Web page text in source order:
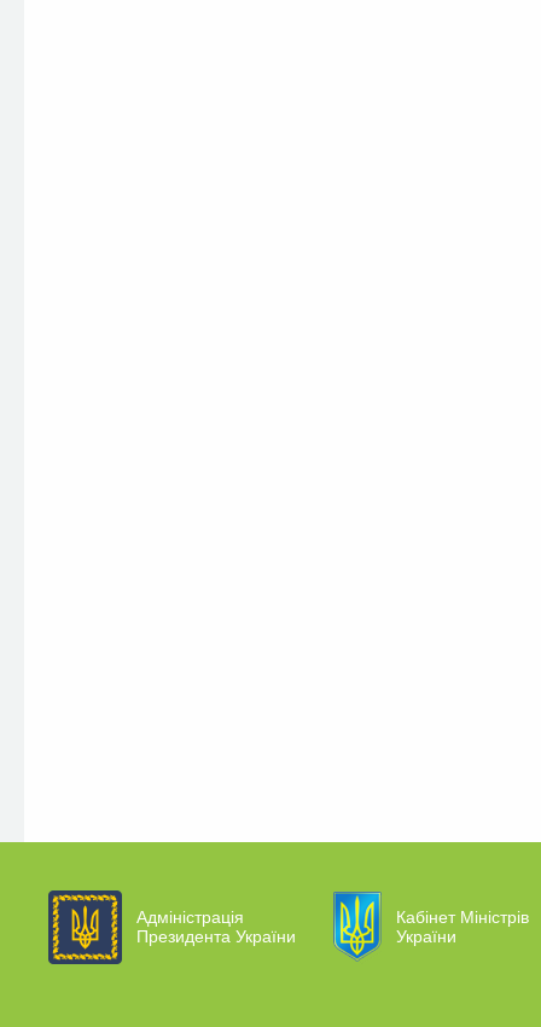
Адміністрація
Президента України
Кабінет Міністрів
України